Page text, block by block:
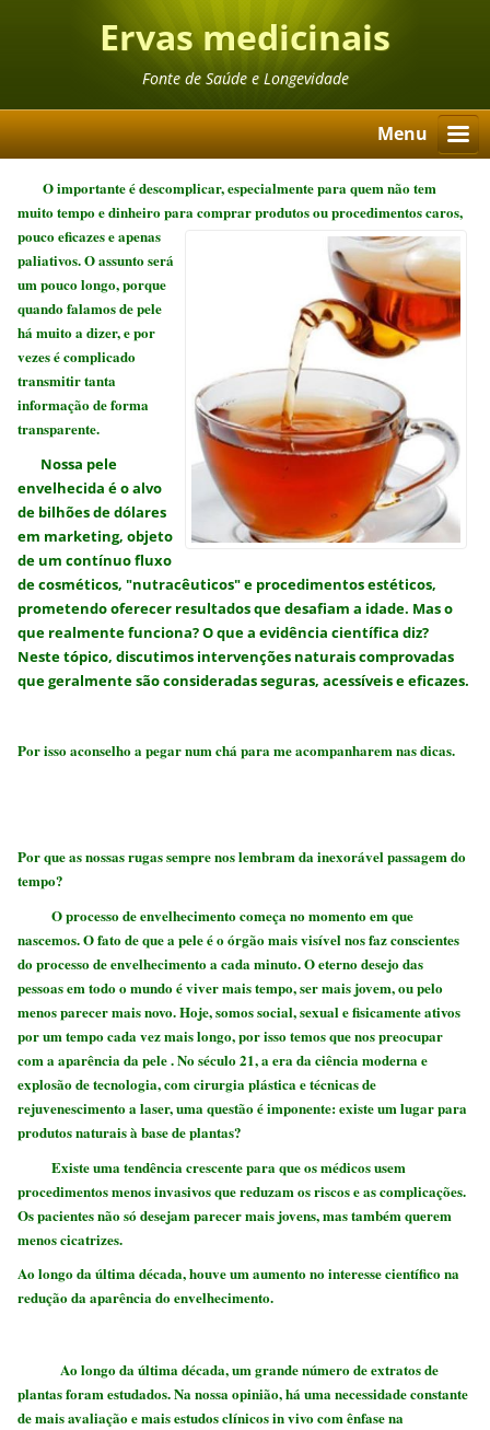
Ervas medicinais
Fonte de Saúde e Longevidade
Menu
O importante é descomplicar, especialmente para quem não tem
muito tempo e dinheiro para comprar produtos ou procedimentos caros,
pouco eficazes e apenas
paliativos.O assunto será
um pouco longo, porque
quando falamos de pele
há muito a dizer, e por
vezes é complicado
transmitir tanta
informação de forma
transparente.
Nossa pele
envelhecida é o alvo
de bilhões de dólares
em marketing, objeto
de um contínuo fluxo
de cosméticos, "nutracêuticos" e procedimentos estéticos,
prometendo oferecer resultados que desafiam a idade. Mas o
que realmente funciona?O que a evidência científica diz?
Neste tópico, discutimos intervenções naturais comprovadas
que geralmente são consideradas seguras, acessíveis e eficazes.
Por isso aconselho a pegar num chá para me acompanharem nas dicas.
Por que as nossas rugas sempre nos lembram da inexorável passagem do
tempo?
O processo de envelhecimento começa no momento em que
nascemos. O fato de que a pele é o órgão mais visível nos faz conscientes
do processo de envelhecimento a cada minuto. O eterno desejo das
pessoas em todo o mundo é viver mais tempo, ser mais jovem, ou pelo
menos parecer mais novo. Hoje, somos social, sexual e fisicamente ativos
por um tempo cada vez mais longo, por isso temos que nos preocupar
com a aparência da pele . No século 21, a era da ciência moderna e
explosão de tecnologia, com cirurgia plástica e técnicas de
rejuvenescimento a laser, uma questão é imponente: existe um lugar para
produtos naturais à base de plantas?
Existe uma tendência crescente para que os médicos usem
procedimentos menos invasivos que reduzam os riscos e as complicações.
Os pacientes não só desejam parecer mais jovens, mas também querem
menos cicatrizes.
Ao longo da última década, houve um aumento no interesse científico na
redução da aparência do envelhecimento.
Ao longo da última década, um grande número de extratos de
plantas foram estudados. Na nossa opinião, há uma necessidade constante
de mais avaliação e mais estudos clínicos in vivo com ênfase na